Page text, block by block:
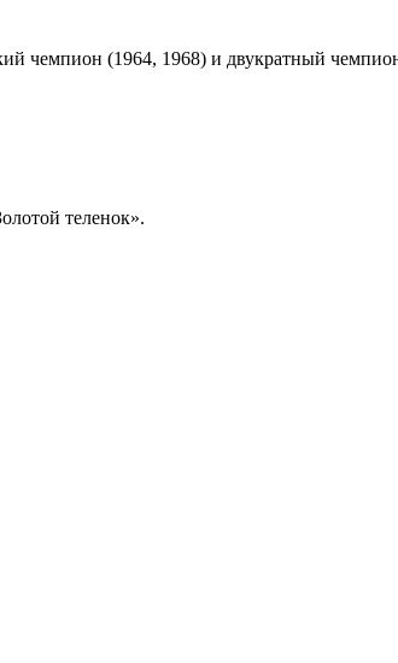
чемпион (1964, 1968) и двукратный
теленок».